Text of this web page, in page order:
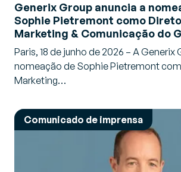
Generix Group anuncia a
Sophie Pietremont como
Marketing & Comunicação do
Paris, 18 de junho de 2026 – A Generix
nomeação de Sophie Pietremont
Marketing…
Comunicado de imprensa